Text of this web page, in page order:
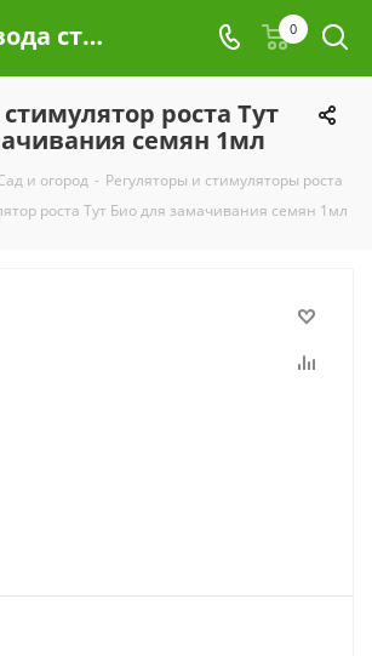
Живая вода стимулятор роста Тут Био для замачивания семян 1мл 0
роста Тут
семян 1мл
и огород - Регуляторы и стимуляторы роста
роста Тут Био для замачивания семян 1мл